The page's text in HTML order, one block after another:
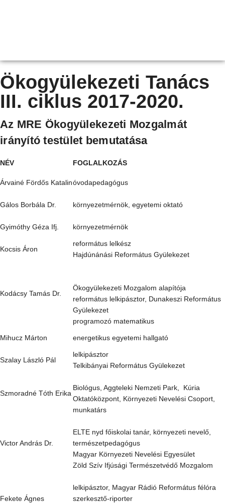
Ökogyülekezeti Tanács
III. ciklus 2017-2020.
Az MRE Ökogyülekezeti Mozgalmát
irányító testület bemutatása
NÉV FOGLALKOZÁS
Árvainé Fördős Katalinóvodapedagógus
Gálos Borbála Dr. környezetmérnök, egyetemi oktató
Gyimóthy Géza Ifj. környezetmérnök
Kocsis Áron
református lelkész
Hajdúnánási Református Gyülekezet
Kodácsy Tamás Dr.
Ökogyülekezeti Mozgalom alapítója
református lelkipásztor, Dunakeszi Református
Gyülekezet
programozó matematikus
Mihucz Márton energetikus egyetemi hallgató
Szalay László Pál
lelkipásztor
Telkibányai Református Gyülekezet
Szmoradné Tóth Erika
Biológus, Aggteleki Nemzeti Park, Kúria
Oktatóközpont, Környezeti Nevelési Csoport,
munkatárs
Victor András Dr.
ELTE nyd főiskolai tanár, környezeti nevelő,
természetpedagógus
Magyar Környezeti Nevelési Egyesület
Zöld Szív Ifjúsági Természetvédő Mozgalom
Fekete Ágnes
lelkipásztor, Magyar Rádió Református félóra
szerkesztő-riporter